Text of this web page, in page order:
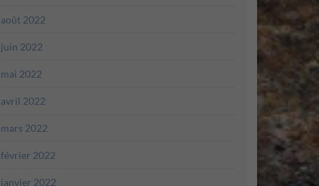
août 2022
juin 2022
mai 2022
avril 2022
mars 2022
février 2022
janvier 2022